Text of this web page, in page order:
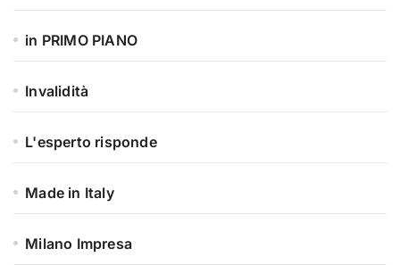
in PRIMO PIANO
Invalidità
L'esperto risponde
Made in Italy
Milano Impresa